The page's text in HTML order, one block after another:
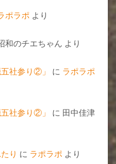
ポラポ より
和のチエちゃん より
社参り②」 に ラポラポ
社参り②」 に 田中佳津
り に ラポラポ より